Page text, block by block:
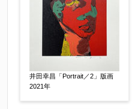
査定額：
※他社様からご提示され
らお知らせください。そ
し上げます。
井田幸昌「Portrait／2」版画
2021年